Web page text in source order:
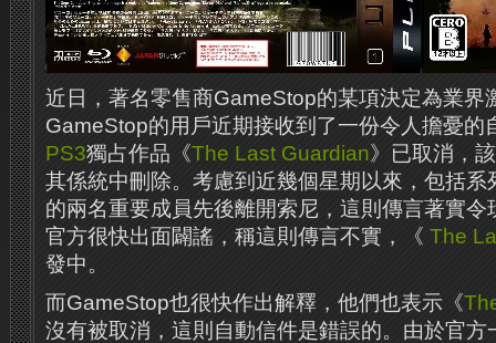
近日，著名零售商GameStop的某項決定為業界
GameStop的用戶近期接收到了一份令人擔憂的
PS3獨占作品《The Last Guardian》已取消，
其係統中刪除。考慮到近幾個星期以來，包括系
的兩名重要成員先後離開索尼，這則傳言著實
官方很快出面闢謠，稱這則傳言不實，《 The
發中。
而GameStop也很快作出解釋，他們也表示《
沒有被取消，這則自動信件是錯誤的。由於官方